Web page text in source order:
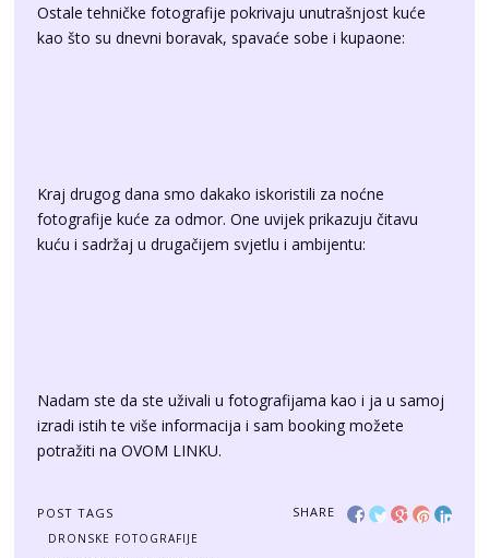
Ostale tehničke fotografije pokrivaju unutrašnjost kuće
kao što su dnevni boravak, spavaće sobe i kupaone:
Kraj drugog dana smo dakako iskoristili za noćne
fotografije kuće za odmor. One uvijek prikazuju čitavu
kuću i sadržaj u drugačijem svjetlu i ambijentu:
Nadam ste da ste uživali u fotografijama kao i ja u samoj
izradi istih te više informacija i sam booking možete
potražiti naOVOM LINKU.
SHARE
POST TAGS
DRONSKE FOTOGRAFIJE